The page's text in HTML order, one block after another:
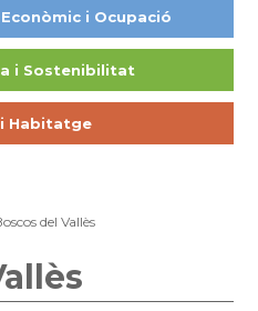
i Ocupació
i Sostenibilitat
Habitatge
del Vallès